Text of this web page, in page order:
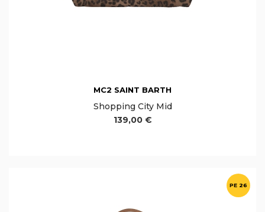
MC2 SAINT BARTH
Shopping City Mid
139,00 €
PE 26